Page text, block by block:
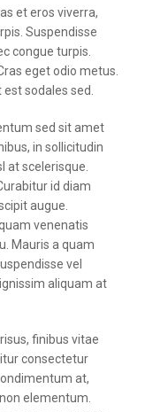
et eros viverra,
Suspendisse
congue turpis.
eget odio metus.
sodales sed.
sed sit amet
in sollicitudin
at scelerisque.
id diam
augue.
venenatis
Mauris a quam
vel
aliquam at
finibus vitae
consectetur
at,
elementum.